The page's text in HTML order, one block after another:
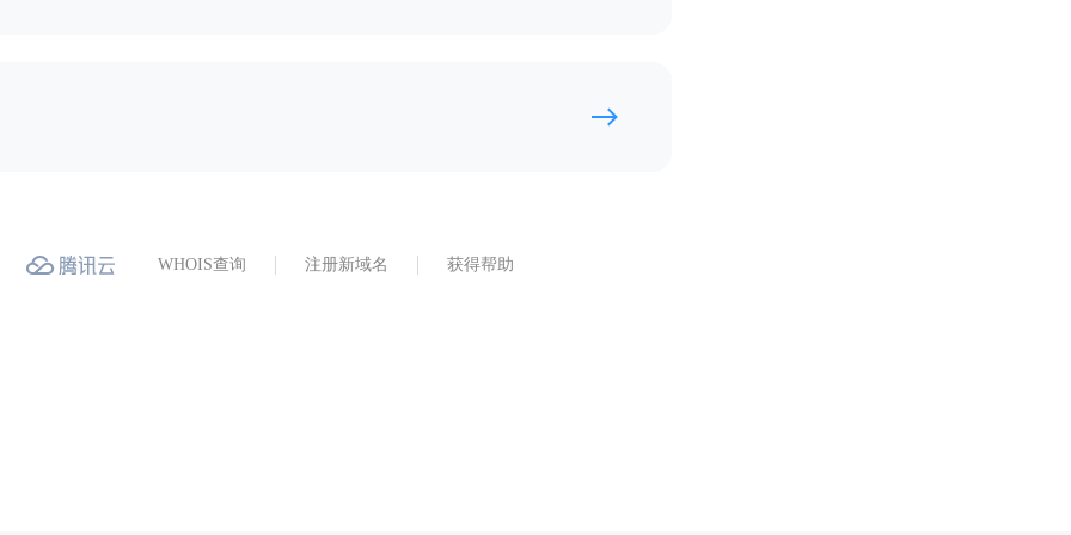
WHOIS查询 注册新域名 获得帮助